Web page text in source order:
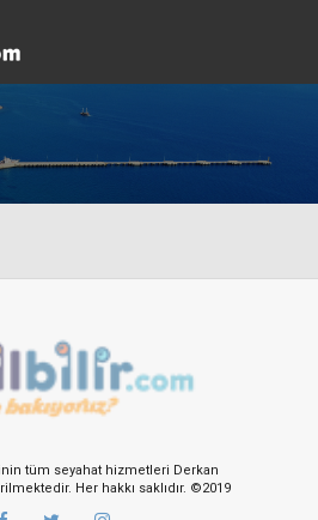
tüm seyahat hizmetleri Derkan
Her hakkı saklıdır. ©2019